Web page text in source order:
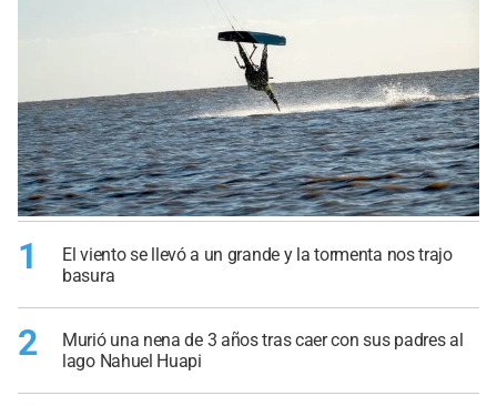
1
El viento se llevó a un grande y la tormenta nos trajo
basura
2
Murió una nena de 3 años tras caer con sus padres al
lago Nahuel Huapi